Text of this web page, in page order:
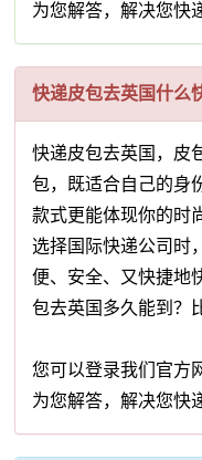
为您解答，解决您快
快递皮包去英国什么
快递皮包去英国，皮
包，既适合自己的身
款式更能体现你的时
选择国际快递公司时
便、安全、又快捷地
包去英国多久能到？
您可以登录我们官方
为您解答，解决您快